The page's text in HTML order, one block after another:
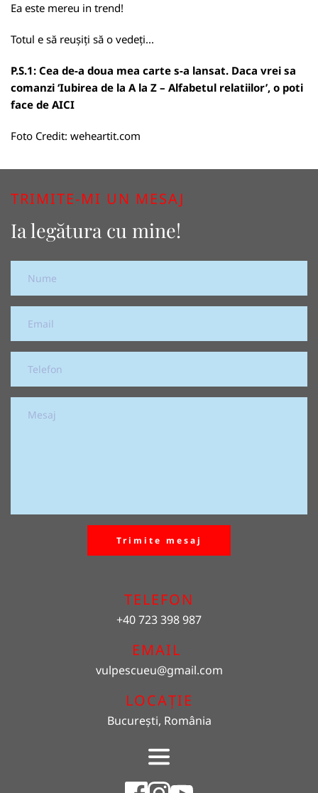
Ea este mereu in trend!
Totul e să reușiți să o vedeți...
P.S.1: Cea de-a doua mea carte s-a lansat. Daca vrei sa
comanzi ‘Iubirea de la A la Z – Alfabetul relatiilor’, o poti
face de AICI
Foto Credit: weheartit.com
TRIMITE-MI UN MESAJ
Ia legătura cu mine!
Trimite mesaj
TELEFON
+40 723 398 987
EMAIL
vulpescueu@gmail.com
LOCAȚIE
București, România